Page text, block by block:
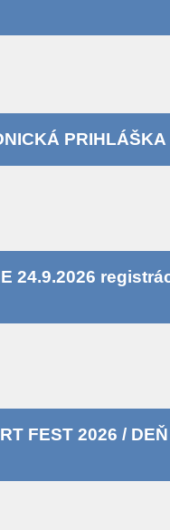
PRIHLÁŠKA
24.9.2026
FEST 2026 /